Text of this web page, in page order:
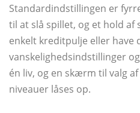
Standardindstillingen er
til at slå spillet, og et hold af
enkelt kreditpulje eller have
vanskelighedsindstillinger
én liv, og en skærm til valg
niveauer låses op.